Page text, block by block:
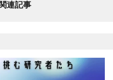
連記事